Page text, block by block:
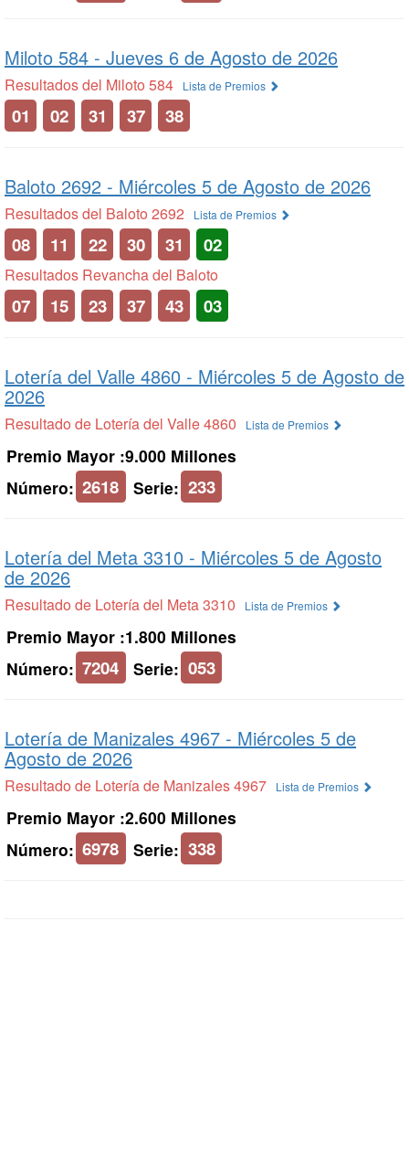
Miloto 584 - Jueves 6 de Agosto de 2026
Resultados del Miloto 584 Lista de Premios
01 02 31 37 38
Baloto 2692 - Miércoles 5 de Agosto de 2026
Resultados del Baloto 2692 Lista de Premios
08 11 22 30 31 02
Resultados Revancha del Baloto
07 15 23 37 43 03
Lotería del Valle 4860 - Miércoles 5 de Agosto de
2026
Resultado de Lotería del Valle 4860 Lista de Premios
Premio Mayor :9.000 Millones
Número: 2618 Serie: 233
Lotería del Meta 3310 - Miércoles 5 de Agosto
de 2026
Resultado de Lotería del Meta 3310 Lista de Premios
Premio Mayor :1.800 Millones
Número: 7204 Serie: 053
Lotería de Manizales 4967 - Miércoles 5 de
Agosto de 2026
Resultado de Lotería de Manizales 4967 Lista de Premios
Premio Mayor :2.600 Millones
Número: 6978 Serie: 338